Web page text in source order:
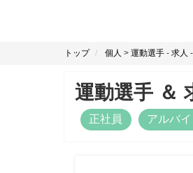
トップ 個人 > 運動選手 - 求人 -
運動選手 ＆
正社員 アルバイ